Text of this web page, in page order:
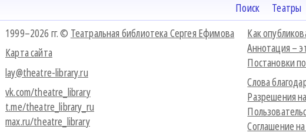
Поиск Театры
1999–2026 гг. © Театральная библиотека Сергея Ефимова
Карта сайта
lay@theatre-library.ru
vk.com/theatre_library
t.me/theatre_library_ru
max.ru/theatre_library
Как
Аннотация –
Постановки
Слова
Разрешения
Соглашение